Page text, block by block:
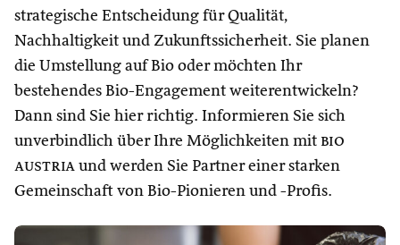
strategische Entscheidung für Qualität,
Nachhaltigkeit und Zukunftssicherheit. Sie planen
die Umstellung auf Bio oder möchten Ihr
bestehendes Bio-Engagement weiterentwickeln?
Dann sind Sie hier richtig. Informieren Sie sich
unverbindlich über Ihre Möglichkeiten mit bio
austria und werden Sie Partner einer starken
Gemeinschaft von Bio-Pionieren und -Profis.